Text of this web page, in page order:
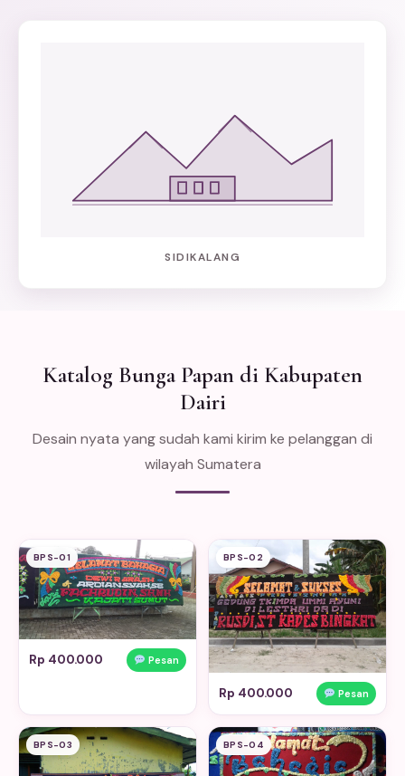
SIDIKALANG
Katalog Bunga Papan di Kabupaten
Dairi
Desain nyata yang sudah kami kirim ke pelanggan di
wilayah Sumatera
BPS-01
Rp 400.000 Pesan
BPS-02
Rp 400.000 Pesan
BPS-03 BPS-04